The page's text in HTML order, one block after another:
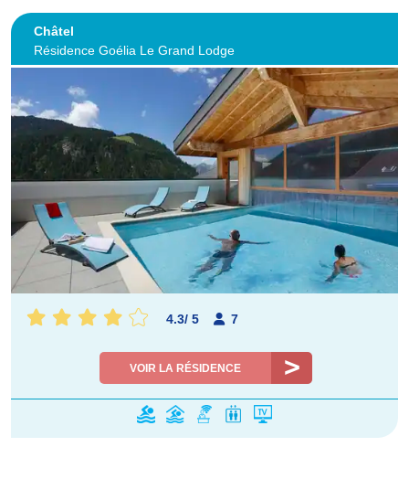
Châtel
Résidence Goélia Le Grand Lodge
4.3/ 5 7
VOIR LA RÉSIDENCE